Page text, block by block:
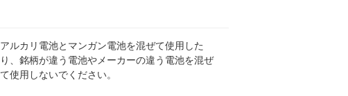
アルカリ電池とマンガン電池を混ぜて使用した
り、銘柄が違う電池やメーカーの違う電池を混ぜ
て使用しないでください。